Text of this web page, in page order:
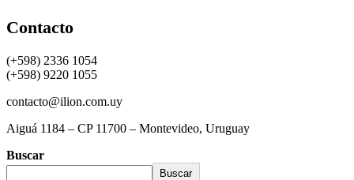
Contacto
(+598) 2336 1054
(+598) 9220 1055
contacto@ilion.com.uy
Aiguá 1184 – CP 11700 – Montevideo, Uruguay
Buscar
Buscar